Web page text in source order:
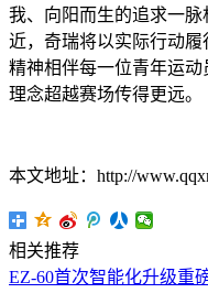
我、向阳而生的追求一
近，奇瑞将以实际行动
精神相伴每一位青年运
理念超越赛场传得更远。
本文地址：http://
相关推荐
EZ-60首次智能化升级重